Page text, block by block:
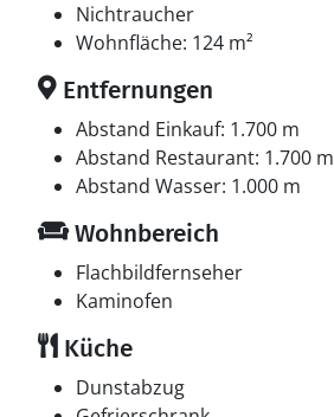
Nichtraucher
Wohnfläche: 124 m²
Entfernungen
Abstand Einkauf: 1.700 m
Abstand Restaurant: 1.700 m
Abstand Wasser: 1.000 m
Wohnbereich
Flachbildfernseher
Kaminofen
Küche
Dunstabzug